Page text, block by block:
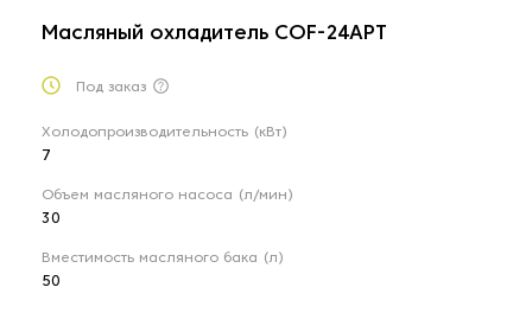
Масляный охладитель COF-24APT
Под заказ
Холодопроизводительность (кВт)
7
Объем масляного насоса (л/мин)
30
Вместимость масляного бака (л)
50